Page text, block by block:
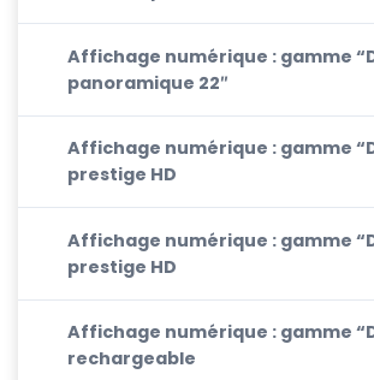
Affichage numérique : gamme
panoramique 22″
Affichage numérique : gamme
prestige HD
Affichage numérique : gamme
prestige HD
Affichage numérique : gamme
rechargeable